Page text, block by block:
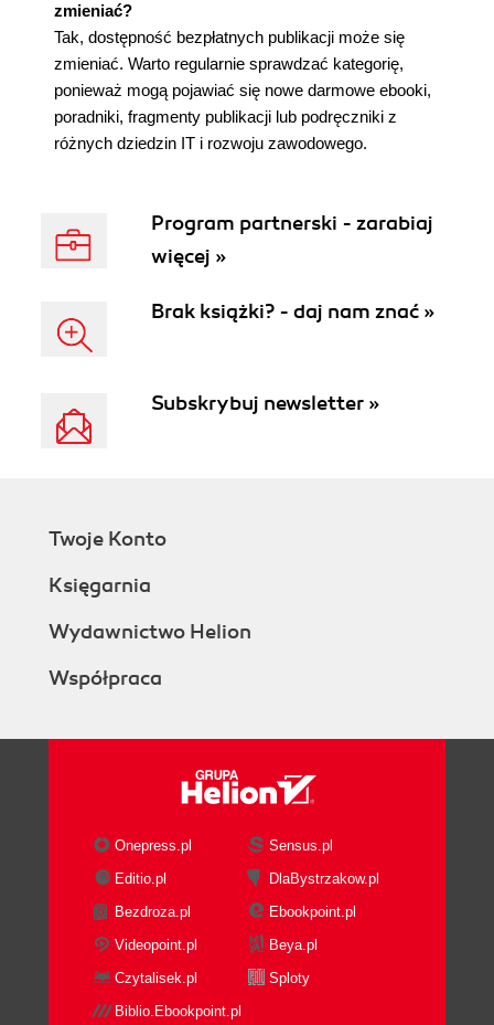
zmieniać?
Tak, dostępność bezpłatnych publikacji może się
zmieniać. Warto regularnie sprawdzać kategorię,
ponieważ mogą pojawiać się nowe darmowe ebooki,
poradniki, fragmenty publikacji lub podręczniki z
różnych dziedzin IT i rozwoju zawodowego.
Program partnerski - zarabiaj
więcej »
Brak książki? - daj nam znać »
Subskrybuj newsletter »
Twoje Konto
Księgarnia
Wydawnictwo Helion
Współpraca
Onepress.pl
Sensus.pl
Editio.pl
DlaBystrzakow.pl
Bezdroza.pl
Ebookpoint.pl
Videopoint.pl
Beya.pl
Czytalisek.pl
Sploty
Biblio.Ebookpoint.pl